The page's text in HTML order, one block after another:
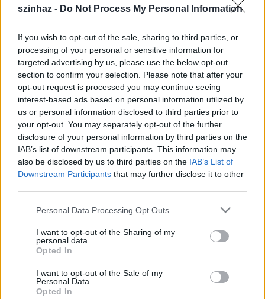
szinhaz - Do Not Process My Personal Information
If you wish to opt-out of the sale, sharing to third parties, or
processing of your personal or sensitive information for
targeted advertising by us, please use the below opt-out
section to confirm your selection. Please note that after your
opt-out request is processed you may continue seeing
interest-based ads based on personal information utilized by
us or personal information disclosed to third parties prior to
your opt-out. You may separately opt-out of the further
disclosure of your personal information by third parties on the
IAB’s list of downstream participants. This information may
also be disclosed by us to third parties on the IAB’s List of
Downstream Participants that may further disclose it to other
Please note that this website/app uses one or more Google
not limited to your visit or usage behaviour. You may click to
grant or deny consent to Google and its third-party tags to
use your data for below specified purposes in below Google
consent section.
Personal Data Processing Opt Outs
I want to opt-out of the Sharing of my
personal data.
Opted In
I want to opt-out of the Sale of my
Personal Data.
Opted In
Hozzátette: a két házzal és más kabócás játékokkal
minden pénteken délután várják a családokat, míg
december 15-én a volt Hemo épületénél, a Kabóca
városi művelődési házzal közösen.